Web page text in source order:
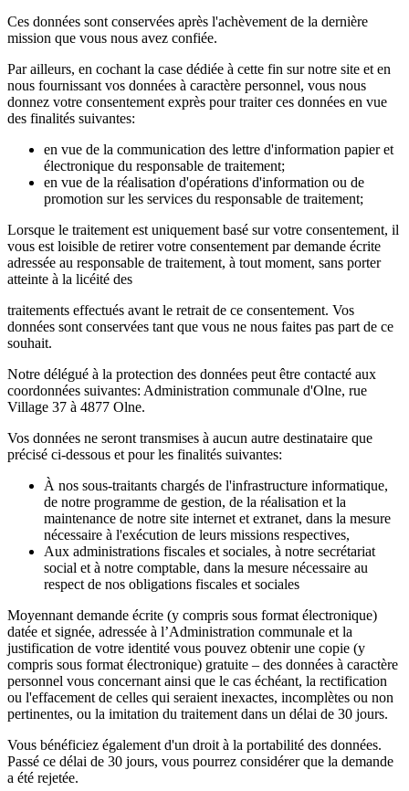
Ces données sont conservées après l'achèvement de la dernière
mission que vous nous avez confiée.
Par ailleurs, en cochant la case dédiée à cette fin sur notre site et en
nous fournissant vos données à caractère personnel, vous nous
donnez votre consentement exprès pour traiter ces données en vue
des finalités suivantes:
en vue de la communication des lettre d'information papier et
électronique du responsable de traitement;
en vue de la réalisation d'opérations d'information ou de
promotion sur les services du responsable de traitement;
Lorsque le traitement est uniquement basé sur votre consentement, il
vous est loisible de retirer votre consentement par demande écrite
adressée au responsable de traitement, à tout moment, sans porter
atteinte à la licéité des
traitements effectués avant le retrait de ce consentement. Vos
données sont conservées tant que vous ne nous faites pas part de ce
souhait.
Notre délégué à la protection des données peut être contacté aux
coordonnées suivantes: Administration communale d'Olne, rue
Village 37 à 4877 Olne.
Vos données ne seront transmises à aucun autre destinataire que
précisé ci-dessous et pour les finalités suivantes:
À nos sous-traitants chargés de l'infrastructure informatique,
de notre programme de gestion, de la réalisation et la
maintenance de notre site internet et extranet, dans la mesure
nécessaire à l'exécution de leurs missions respectives,
Aux administrations fiscales et sociales, à notre secrétariat
social et à notre comptable, dans la mesure nécessaire au
respect de nos obligations fiscales et sociales
Moyennant demande écrite (y compris sous format électronique)
datée et signée, adressée à l’Administration communale et la
justification de votre identité vous pouvez obtenir une copie (y
compris sous format électronique) gratuite – des données à caractère
personnel vous concernant ainsi que le cas échéant, la rectification
ou l'effacement de celles qui seraient inexactes, incomplètes ou non
pertinentes, ou la imitation du traitement dans un délai de 30 jours.
Vous bénéficiez également d'un droit à la portabilité des données.
Passé ce délai de 30 jours, vous pourrez considérer que la demande
a été rejetée.